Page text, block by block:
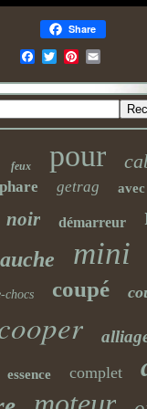
Share
feux pour
phare getrag avec
noir démarreur
mini
chocs coupé
essence complet